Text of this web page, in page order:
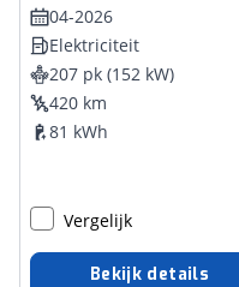
04-2026
Elektriciteit
207 pk (152 kW)
420 km
81 kWh
Vergelijk
Bekijk details